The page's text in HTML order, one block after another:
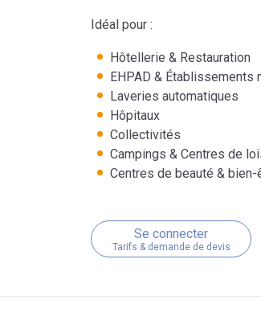
Idéal pour :
Hôtellerie & Restauration
EHPAD & Établissements
Laveries automatiques
Hôpitaux
Collectivités
Campings & Centres de
Centres de beauté & bien-
Se connecter
Tarifs & demande de devis